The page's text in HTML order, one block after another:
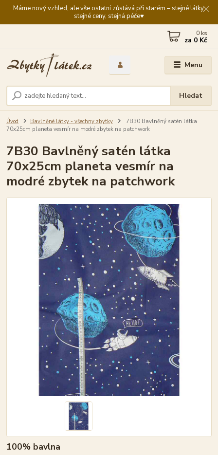
Máme nový vzhled, ale vše ostatní zůstává při starém – stejné látky,
stejné ceny, stejná péče♥️
Menu
Hledat
0 ks
za 0 Kč
Úvod Bavlněné látky - všechny zbytky
7B30 Bavlněný satén látka
70x25cm planeta vesmír na modré zbytek na patchwork
7B30 Bavlněný satén látka
70x25cm planeta vesmír na
modré zbytek na patchwork
100% bavlna